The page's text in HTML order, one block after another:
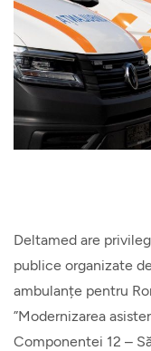
Deltamed are
publice organizate
ambulanțe pentru
”Modernizarea
Componentei 12 –